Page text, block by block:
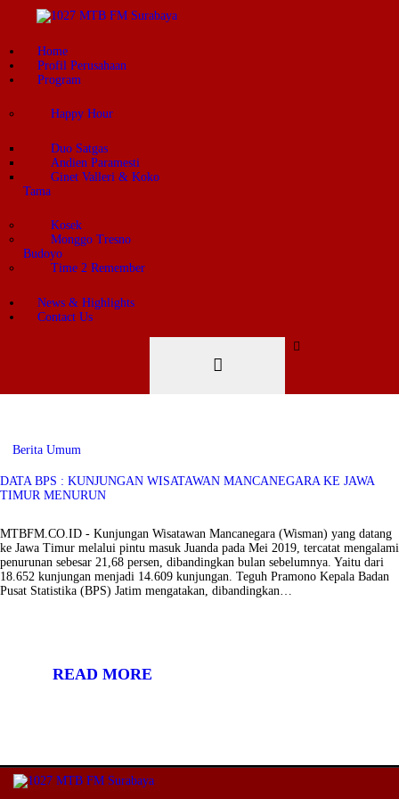
Home
Profil Perusahaan
Program
Happy Hour
Duo Satgas
Andien Paramesti
Ginet Valleri & Koko
Tama
Kosek
Monggo Tresno
Budoyo
Time 2 Remember
News & Highlights
Contact Us
Berita Umum
DATA BPS : KUNJUNGAN WISATAWAN MANCANEGARA KE JAWA
TIMUR MENURUN
MTBFM.CO.ID - Kunjungan Wisatawan Mancanegara (Wisman) yang datang
ke Jawa Timur melalui pintu masuk Juanda pada Mei 2019, tercatat mengalami
penurunan sebesar 21,68 persen, dibandingkan bulan sebelumnya. Yaitu dari
18.652 kunjungan menjadi 14.609 kunjungan. Teguh Pramono Kepala Badan
Pusat Statistika (BPS) Jatim mengatakan, dibandingkan…
READ MORE